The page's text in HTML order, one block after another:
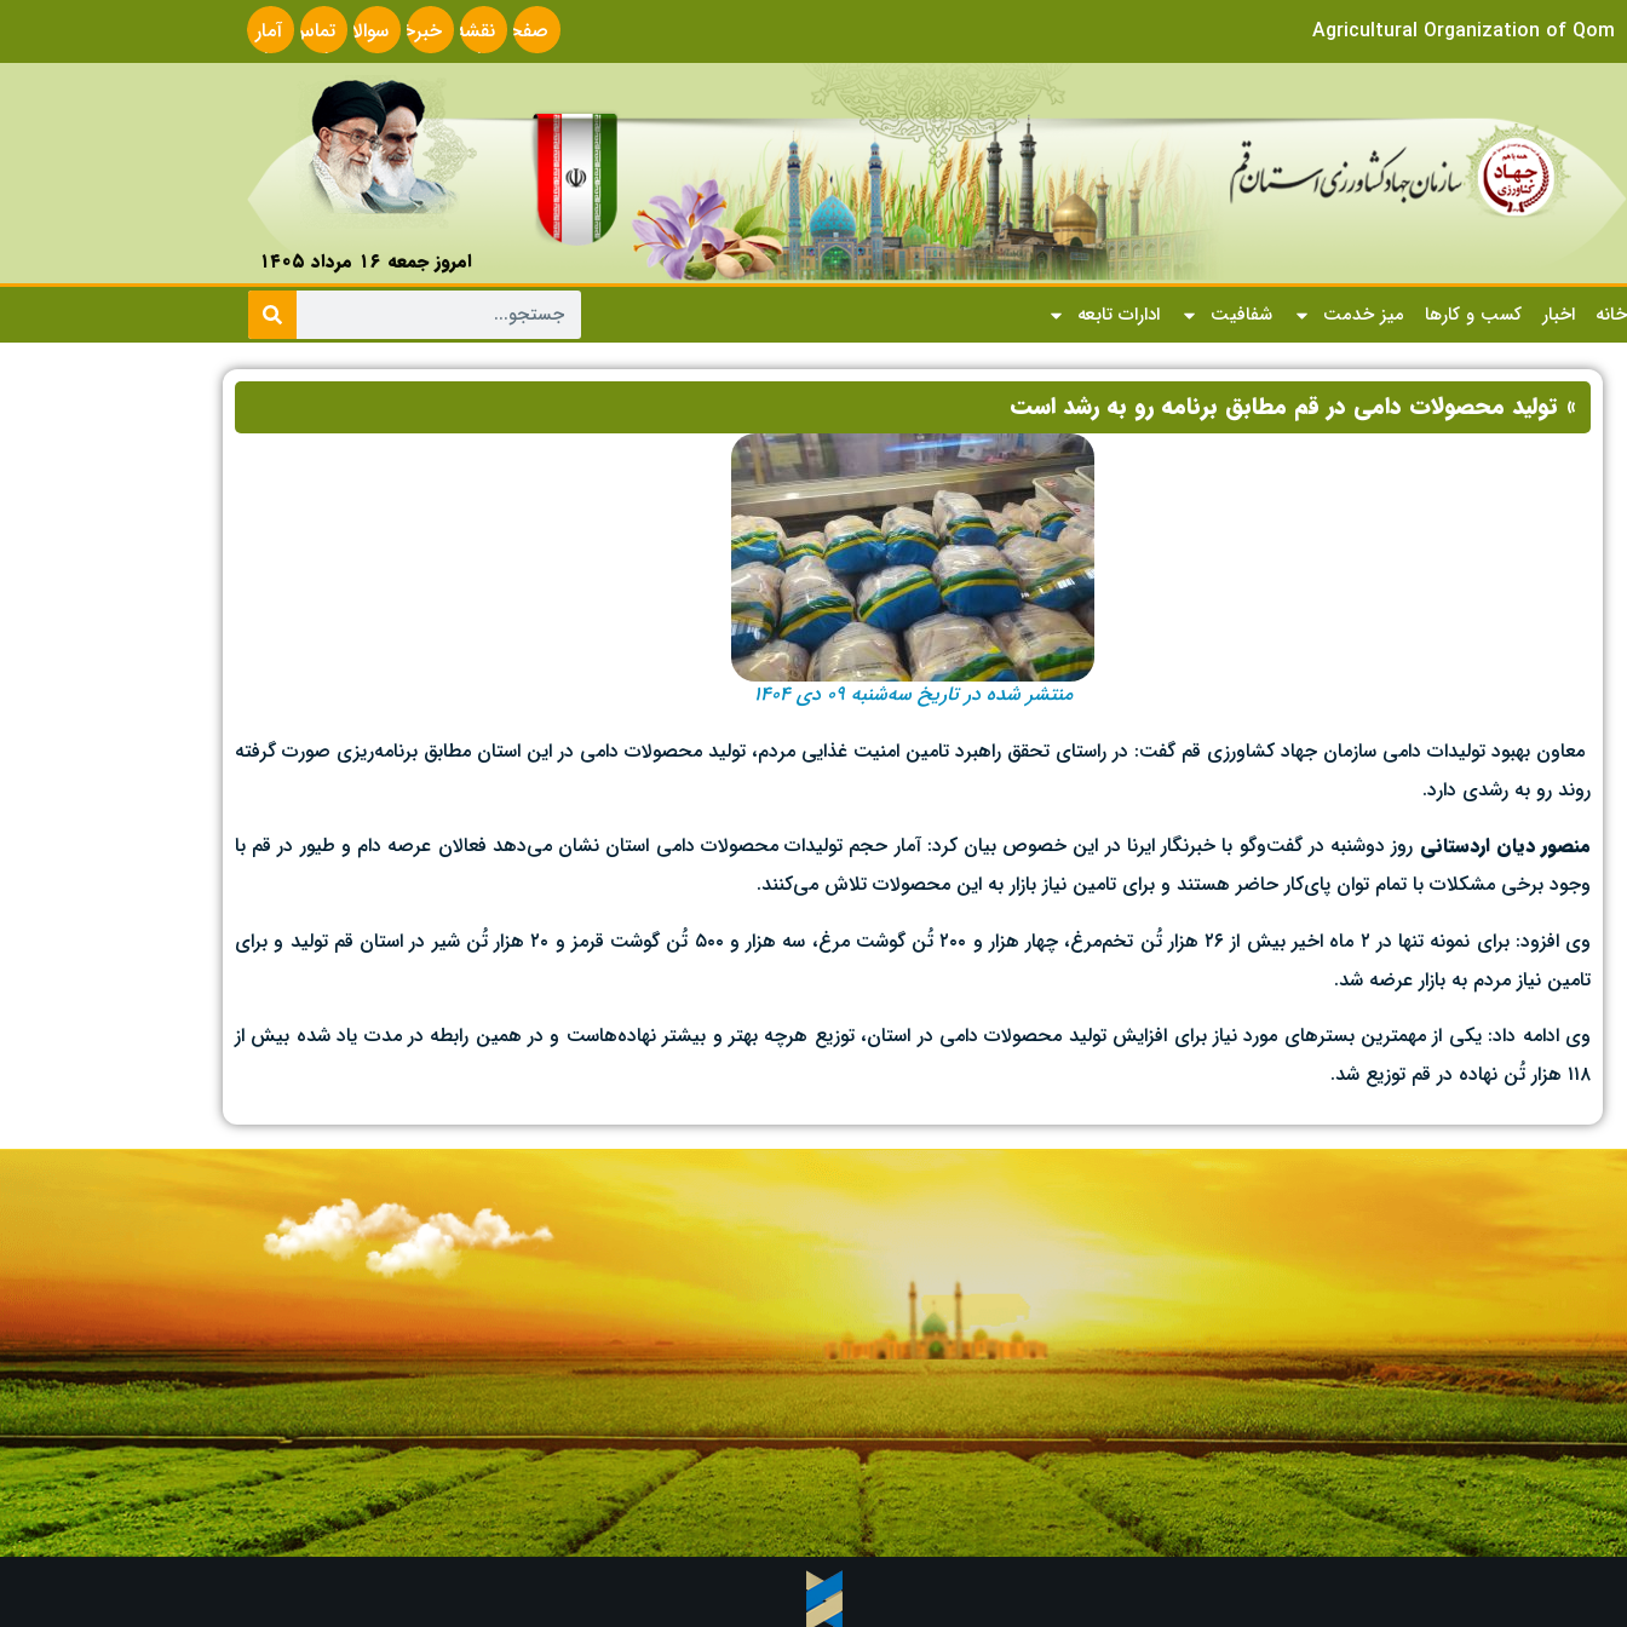
Agricultural Organization of Qom
صفحه
اصلی
نقشه
سایت
خبرخوانسوالات
متداول
تماس
با ما
آمار
سایت
امروز جمعه ۱۶ مرداد ۱۴۰۵
خانه
اخبار کسب و کارها میز خدمت شفافیت ادارات تابعه
» تولید محصولات دامی در قم مطابق برنامه رو به رشد است
منتشر شده در تاریخ سه‌شنبه ۰۹ دی ۱۴۰۴
معاون بهبود تولیدات دامی سازمان جهاد کشاورزی قم گفت: در راستای تحقق راهبرد تامین امنیت غذایی مردم،‌ تولید محصولات دامی در این استان مطابق برنامه‌ریزی صورت گرفته
روند رو به رشدی دارد.
منصور دیان اردستانی روز دوشنبه در گفت‌وگو با خبرنگار ایرنا در این خصوص بیان کرد: آمار حجم تولیدات محصولات دامی استان نشان می‌دهد فعالان عرصه دام و طیور در قم با
وجود برخی مشکلات با تمام توان پای‌کار حاضر هستند و برای تامین نیاز بازار به این محصولات تلاش می‌کنند.
وی افزود: برای نمونه تنها در ۲ ماه اخیر بیش از ۲۶ هزار تُن تخم‌مرغ،‌ چهار هزار و ۲۰۰ تُن گوشت مرغ، سه هزار و ۵۰۰ تُن گوشت قرمز و ۲۰ هزار تُن شیر در استان قم تولید و برای
تامین نیاز مردم به بازار عرضه شد.
وی ادامه داد: یکی از مهمترین بسترهای مورد نیاز برای افزایش تولید محصولات دامی در استان، توزیع هرچه بهتر و بیشتر نهاده‌هاست و در همین رابطه در مدت یاد شده بیش از
۱۱۸ هزار تُن نهاده در قم توزیع شد.